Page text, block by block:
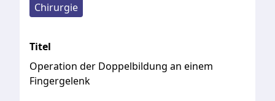
Chirurgie
Titel
Operation der Doppelbildung an einem
Fingergelenk